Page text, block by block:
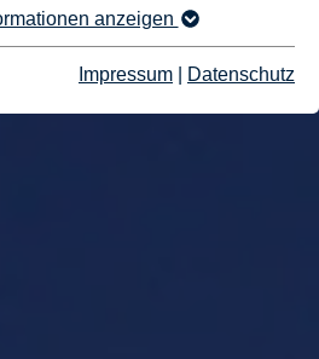
anzeigen
Impressum Datenschutz